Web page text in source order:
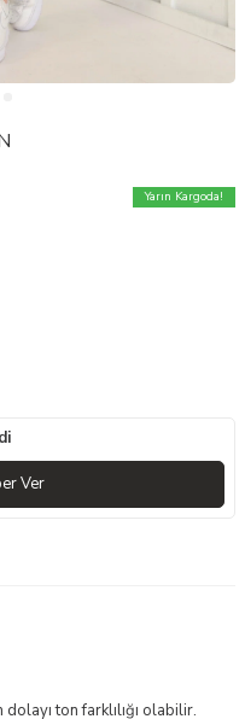
Yarın Kargoda!
Ver
ton farklılığı olabilir.